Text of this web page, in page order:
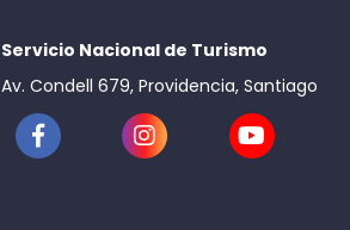
Servicio Nacional de Turismo
Av. Condell 679, Providencia, Santiago